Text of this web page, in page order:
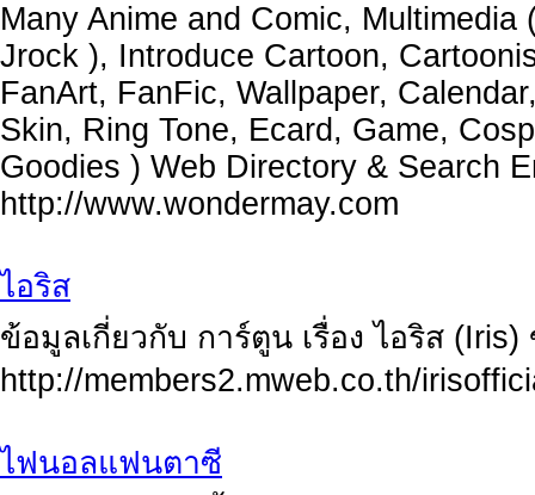
Many Anime and Comic,
Jrock ), Introduce Cartoon,
FanArt, FanFic, Wallpaper,
Skin, Ring Tone, Ecard, Game,
Goodies ) Web Directory & Search
http://www.wondermay.com
ไอริส
ข้อมูลเกี่ยวกับ การ์ตูน เรื่อง ไอริส
http://members2.mweb.co.th/
ไฟนอลแฟนตาซี